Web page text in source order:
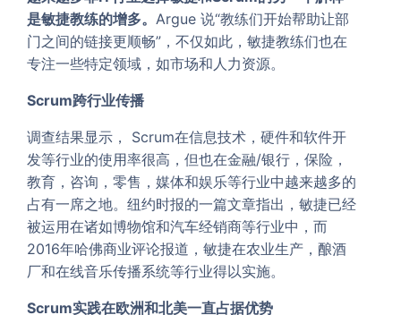
是敏捷教练的增多。 Argue 说“教练们开始帮助让部
门之间的链接更顺畅”，不仅如此，敏捷教练们也在
专注一些特定领域，如市场和人力资源。
Scrum跨行业传播
调查结果显示， Scrum在信息技术，硬件和软件开
发等行业的使用率很高，但也在金融/银行，保险，
教育，咨询，零售，媒体和娱乐等行业中越来越多的
占有一席之地。纽约时报的一篇文章指出，敏捷已经
被运用在诸如博物馆和汽车经销商等行业中，而
2016年哈佛商业评论报道，敏捷在农业生产，酿酒
厂和在线音乐传播系统等行业得以实施。
Scrum实践在欧洲和北美一直占据优势